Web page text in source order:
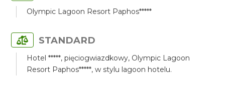
Olympic Lagoon Resort Paphos*****
STANDARD
Hotel *****, pięciogwiazdkowy, Olympic Lagoon
Resort Paphos*****, w stylu lagoon hotelu.